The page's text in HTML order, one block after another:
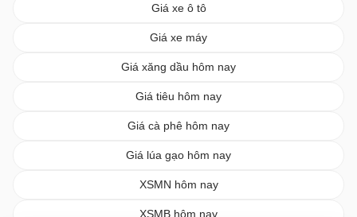
Giá xe ô tô
Giá xe máy
Giá xăng dầu hôm nay
Giá tiêu hôm nay
Giá cà phê hôm nay
Giá lúa gạo hôm nay
XSMN hôm nay
XSMB hôm nay